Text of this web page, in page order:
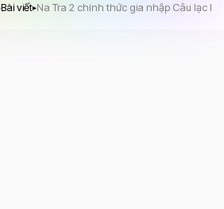
Bài viết▸Na Tra 2 chính thức gia nhập Câu lạc